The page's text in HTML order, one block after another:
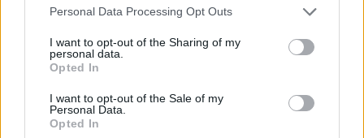
Personal Data Processing Opt Outs
I want to opt-out of the Sharing of my
personal data.
Opted In
I want to opt-out of the Sale of my
Personal Data.
Opted In
σύλληψη στη Λέσβο
επιβλήθηκε διοικητικό πρόστιμο
ύψους 1.804,68 ευρώ